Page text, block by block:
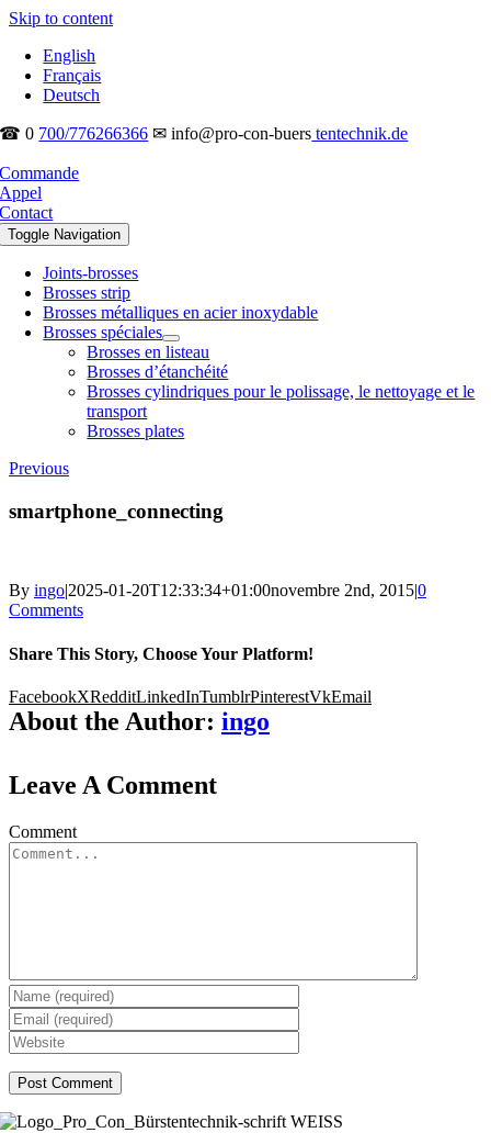
Skip to content
English
Français
Deutsch
☎ 0 700/776266366 ✉ info@pro-con-buers tentechnik.de
Commande
Appel
Contact
Toggle Navigation
Joints-brosses
Brosses strip
Brosses métalliques en acier inoxydable
Brosses spéciales
Brosses en listeau
Brosses d’étanchéité
Brosses cylindriques pour le polissage, le nettoyage et le
transport
Brosses plates
Previous
smartphone_connecting
By ingo|2025-01-20T12:33:34+01:00novembre 2nd, 2015|0
Comments
Share This Story, Choose Your Platform!
FacebookXRedditLinkedInTumblrPinterestVkEmail
About the Author: ingo
Leave A Comment
Comment